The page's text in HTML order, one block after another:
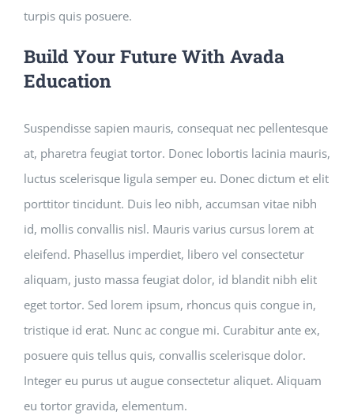
turpis quis posuere.
Build Your Future With Avada
Education
Suspendisse sapien mauris, consequat nec pellentesque
at, pharetra feugiat tortor. Donec lobortis lacinia mauris,
luctus scelerisque ligula semper eu. Donec dictum et elit
porttitor tincidunt. Duis leo nibh, accumsan vitae nibh
id, mollis convallis nisl. Mauris varius cursus lorem at
eleifend. Phasellus imperdiet, libero vel consectetur
aliquam, justo massa feugiat dolor, id blandit nibh elit
eget tortor. Sed lorem ipsum, rhoncus quis congue in,
tristique id erat. Nunc ac congue mi. Curabitur ante ex,
posuere quis tellus quis, convallis scelerisque dolor.
Integer eu purus ut augue consectetur aliquet. Aliquam
eu tortor gravida, elementum.